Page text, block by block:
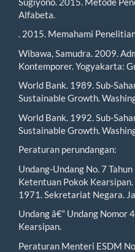
Alfabeta.
. 2015. Memahami
Wibawa, Samudra. 2009.
Kontemporer. Yogyakarta:
World Bank. 1989. Sub-
Sustainable Growth.
World Bank. 1992. Sub-
Sustainable Growth.
Peraturan perundangan:
Undang-Undang No. 7
Ketentuan Pokok
1971. Sekretariat Negara.
Undang â€“ Undang Nomor
Kearsipan.
Peraturan Menteri ESDM